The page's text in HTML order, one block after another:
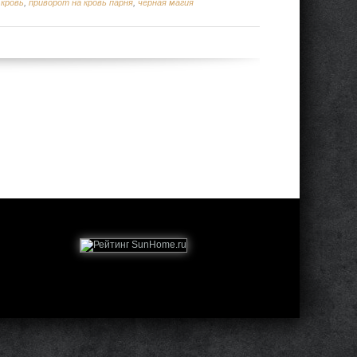
,приворот на кровь парня ,черная магия